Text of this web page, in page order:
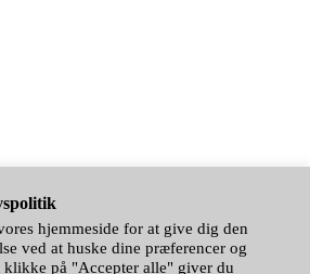
hjemmeside for at give dig den
ved at huske dine præferencer og
klikke på "Accepter alle" giver du